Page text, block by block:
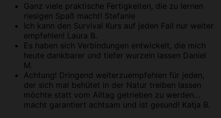
Ganz viele praktische Fertigkeiten, die zu lernen
riesigen Spaß macht! Stefanie
Ich kann den Survival Kurs auf jeden Fall nur weiter
empfehlen! Laura B.
Es haben sich Verbindungen entwickelt, die mich
heute dankbarer und tiefer wurzeln lassen Daniel
M.
Achtung! Dringend weiterzuempfehlen für jeden,
der sich mal behütet in der Natur treiben lassen
möchte statt vom Alltag getrieben zu werden…
macht garantiert achtsam und ist gesund! Katja B.